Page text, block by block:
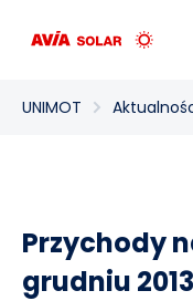
UNIMOT
Przychody
grudniu